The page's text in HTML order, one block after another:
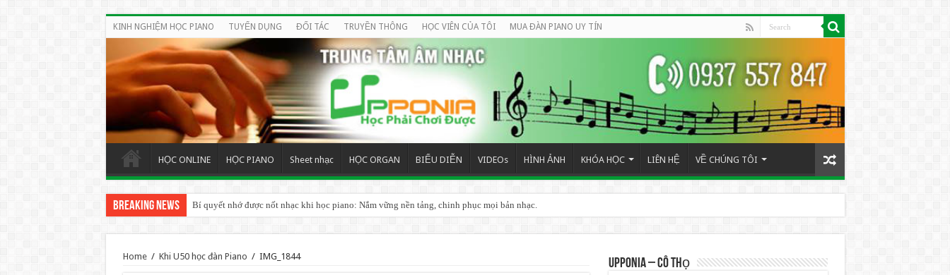
KINH NGHIỆM HỌC PIANO TUYỂN DỤNG ĐỐI TÁC TRUYỀN THÔNG HỌC VIÊN CỦA TÔI MUA ĐÀN PIANO UY TÍN
HỌC ONLINE HỌC PIANO Sheet nhạc HỌC ORGAN BIỂU DIỄN VIDEOs HÌNH ẢNH KHÓA HỌC LIÊN HỆ VỀ CHÚNG TÔI
Breaking News Bí quyết nhớ được nốt nhạc khi học piano: Nắm vững nền tảng, chinh phục mọi bản nhạc.
Home / Khi U50 học đàn Piano / IMG_1844
UPPONIA – Cô Thọ